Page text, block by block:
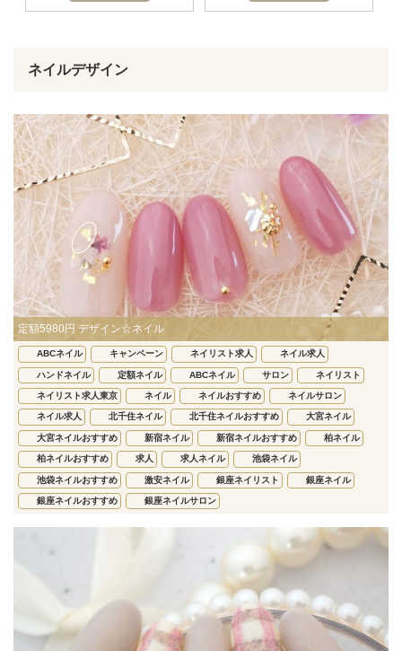
ネイルデザイン
定額5980円 デザイン☆ネイル
ABCネイル キャンペーン ネイリスト求人 ネイル求人
ハンドネイル 定額ネイル ABCネイル サロン ネイリスト
ネイリスト求人東京 ネイル ネイルおすすめ ネイルサロン
ネイル求人 北千住ネイル 北千住ネイルおすすめ 大宮ネイル
大宮ネイルおすすめ 新宿ネイル 新宿ネイルおすすめ 柏ネイル
柏ネイルおすすめ 求人 求人ネイル 池袋ネイル
池袋ネイルおすすめ 激安ネイル 銀座ネイリスト 銀座ネイル
銀座ネイルおすすめ 銀座ネイルサロン